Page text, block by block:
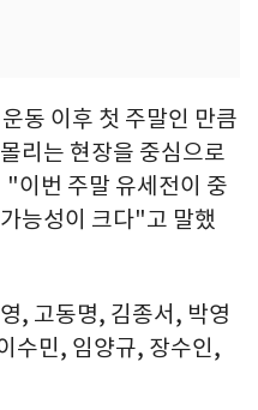
동 이후 첫 주말인 만큼
리는 현장을 중심으로
이번 주말 유세전이 중
능성이 크다"고 말했
, 고동명, 김종서, 박영
수민, 임양규, 장수인,